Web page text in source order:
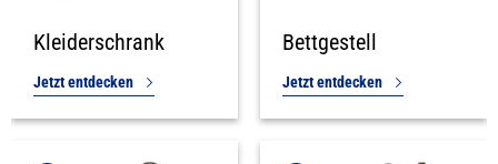
Kleiderschrank
Jetzt entdecken
Bettgestell
Jetzt entdecken